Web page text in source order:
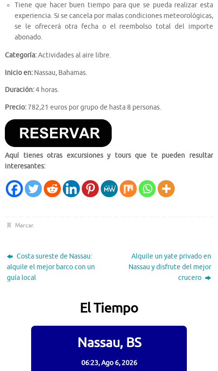
Tiene que hacer buen tiempo para que se pueda realizar esta
experiencia. Si se cancela por malas condiciones meteorológicas,
se le ofrecerá otra fecha o el reembolso total del importe
abonado.
Categoría:Actividades al aire libre.
Inicio en: Nassau, Bahamas.
Duración:4 horas.
Precio:782,21 euros por grupo de hasta 8 personas.
Aquí tienes otras excursiones y tours que te pueden resultar
interesantes:
Marcar.
Costa sureste de Nassau:
alquile el mejor barco con un
guía local
Alquile un yate privado en
Nassau y disfrute del mejor
crucero
El Tiempo
Nassau, BS
06:23,Ago 6, 2026